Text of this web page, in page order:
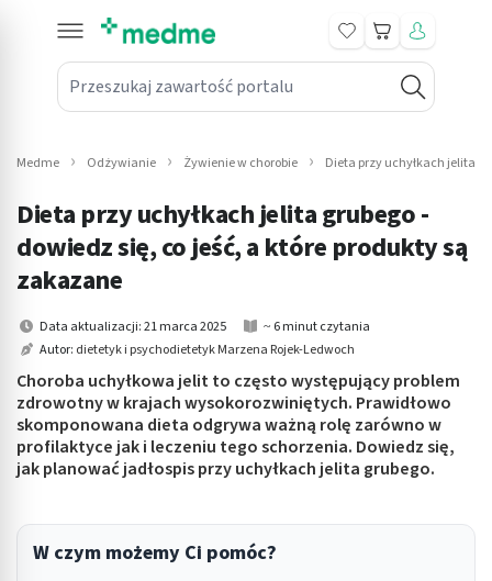
Przeszukaj zawartość portalu
Koszyk
submenu: Leki na receptę
submenu: Mama i dziecko
submenu: Kosmetyki
submenu: Higiena
submenu: Sprzęt medyczny
submenu: Intymne
submenu: Wellness
Medme Odżywianie Żywienie w chorobie Dieta przy uchyłkach jelita
Dieta przy uchyłkach jelita grubego -
dowiedz się, co jeść, a które produkty są
zakazane
Data aktualizacji: 21 marca 2025
~ 6 minut czytania
Autor: dietetyk i psychodietetyk Marzena Rojek-Ledwoch
Choroba uchyłkowa jelit to często występujący problem
zdrowotny w krajach wysokorozwiniętych. Prawidłowo
skomponowana dieta odgrywa ważną rolę zarówno w
profilaktyce jak i leczeniu tego schorzenia. Dowiedz się,
jak planować jadłospis przy uchyłkach jelita grubego.
W czym możemy Ci pomóc?